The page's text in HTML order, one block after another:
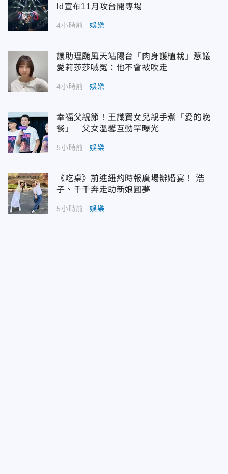
ld宣布11月攻台開專場
4小時前 娛樂
讓助理颱風天站陽台「肉身護植栽」惹議
愛莉莎莎喊冤：他不會被吹走
4小時前 娛樂
幸福父親節！王識賢女兒親手煮「愛的晚
餐」 父女溫馨互動罕曝光
5小時前 娛樂
《吃桌》前進紐約時報廣場辦婚宴！ 浩
子、千千奔走助新娘圓夢
5小時前 娛樂